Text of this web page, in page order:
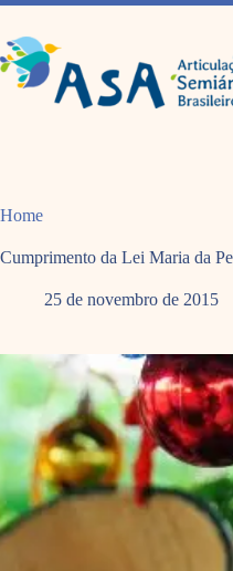
Pular
o
conteúdo
Home
Cumprimento da Lei Maria da
25 de novembro de 2015